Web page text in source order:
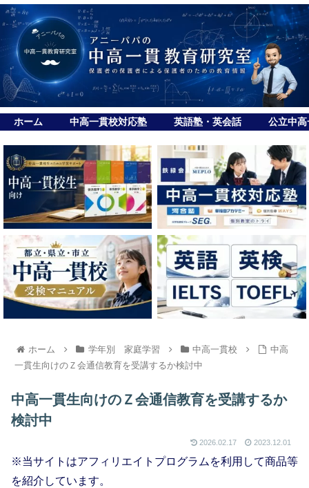
ホーム 中高一貫校対応塾 英語塾・英会話 公立中
ホーム 学年別 家庭学習 中高一貫校
中高
一貫生向けのＺ会通信教育を受講するか検討中
中高一貫生向けのＺ会通信教育を受講するか
検討中
2026.02.17 2023.12.01
※当サイトはアフィリエイトプログラムを利用して商品等
を紹介しています。